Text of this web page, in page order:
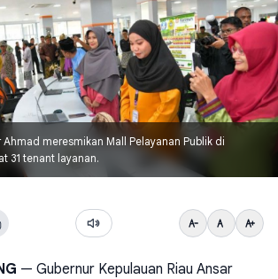
Ahmad meresmikan Mall Pelayanan Publik di
31 tenant layanan.
— Gubernur Kepulauan Riau Ansar